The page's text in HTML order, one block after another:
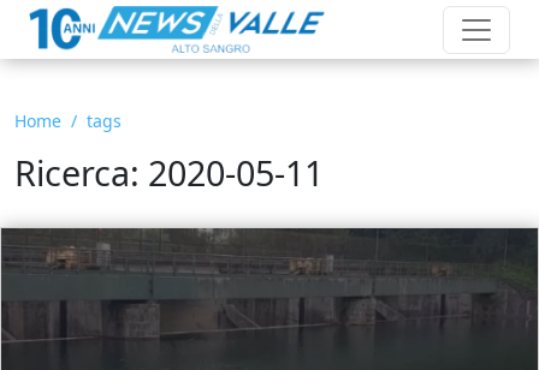
Home tags
Ricerca: 2020-05-11